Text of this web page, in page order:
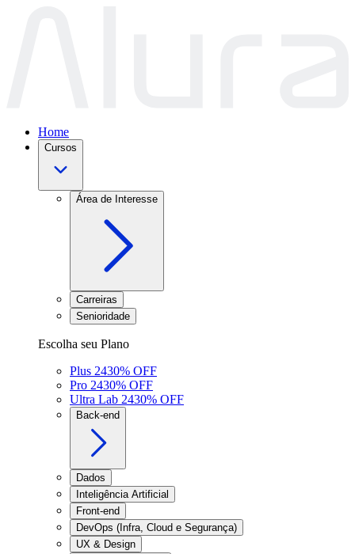
Home
Cursos
Área de Interesse
Carreiras
Senioridade
Escolha seu Plano
Plus 2430% OFF
Pro 2430% OFF
Ultra Lab 2430% OFF
Back-end
Dados
Inteligência Artificial
Front-end
DevOps (Infra, Cloud e Segurança)
UX & Design